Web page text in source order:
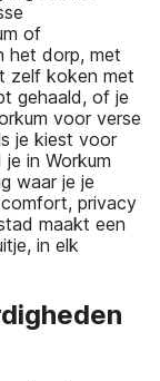
of
het dorp, met
zelf koken met
gehaald, of je
voor verse
je kiest voor
in Workum
waar je je
privacy
maakt een
in elk